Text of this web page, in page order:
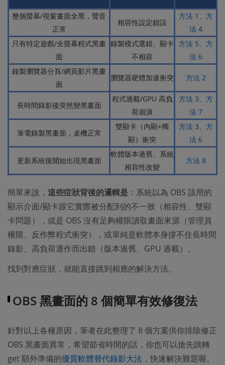
整個螢幕/視窗畫面全黑，聲音
正常
相容性設定錯誤
方法 1 、 方
法 4
只有特定遊戲/全螢幕程式黑畫
面
錄製模式選錯、顯卡
不相容
方法 5、 方
法 6
錄製瀏覽器分頁/網頁影片黑畫
面
瀏覽器硬體加速衝突 方法 2
長時間錄影後突然變黑畫面
程式過載/GPU 高負
荷崩潰
方法 3、 方
法 7
筆電錄製黑畫面，桌機正常
雙顯卡（內顯+獨
顯）衝突
方法 3、 方
法 6
更新系統後開始出現黑畫面
軟體版本過舊、系統
相容性改變
方法 8
簡單來說， 這些症狀背後的邏輯是 ：系統以為 OBS 該用的
顯示介面/顯卡跟它實際被分配到的不一致（相容性、雙顯
卡問題），或是 OBS 沒有足夠權限讀取畫面來源（管理員
權限、反作弊程式衝突），或單純是軟體本身撐不住長時間
錄影、高負荷運作而出錯（版本過舊、GPU 過載）。
找到對應症狀，就能直接跳到相應的解決方法。
OBS 黑畫面的 8 個簡單有效修復法
針對以上各種原因，筆者在此整理了 8 個方案供你排除修正
OBS 黑畫面異常，希望節省時間的話，你也可以搶先跳轉
get 額外準備的優質軟體替代錄影大法 ，快速解決難題喔。